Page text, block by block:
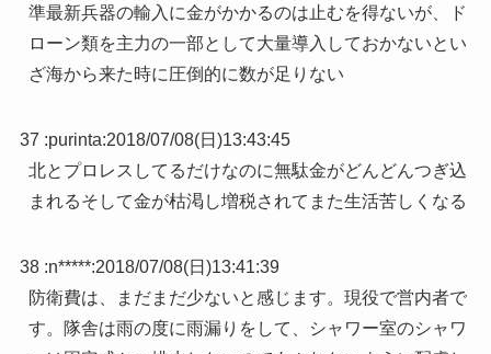
準最新兵器の輸入に金がかかるのは止むを得ないが、ド
ローン類を主力の一部として大量導入しておかないとい
ざ海から来た時に圧倒的に数が足りない
37 :purinta:2018/07/08(日)13:43:45
北とプロレスしてるだけなのに無駄金がどんどんつぎ込
まれるそして金が枯渇し増税されてまた生活苦しくなる
38 :n*****:2018/07/08(日)13:41:39
防衛費は、まだまだ少ないと感じます。現役で営内者で
す。隊舎は雨の度に雨漏りをして、シャワー室のシャワ